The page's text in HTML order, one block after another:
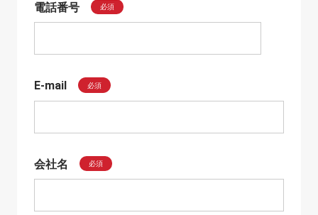
電話番号 必須
E-mail 必須
会社名 必須